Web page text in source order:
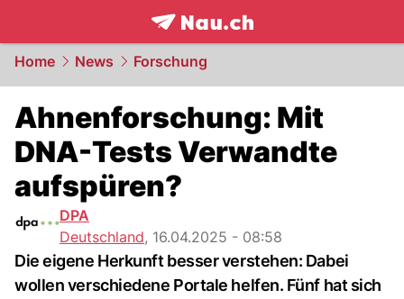
frontpage.NAU.ch
Home News Forschung
Ahnenforschung: Mit
DNA-Tests Verwandte
aufspüren?
DPA
Deutschland, 16.04.2025 - 08:58
Die eigene Herkunft besser verstehen: Dabei
wollen verschiedene Portale helfen. Fünf hat sich